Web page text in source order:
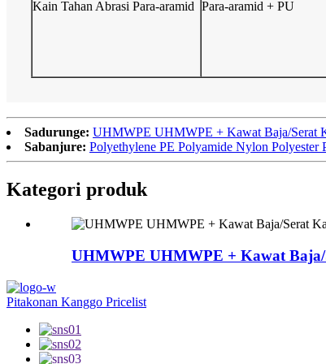
Kain Tahan Abrasi Para-aramid Para-aramid + PU
Sadurunge: UHMWPE UHMWPE + Kawat Baja/Serat
Sabanjure: Polyethylene PE Polyamide Nylon Polyester
Kategori produk
UHMWPE UHMWPE + Kawat Baja/
Pitakonan Kanggo Pricelist